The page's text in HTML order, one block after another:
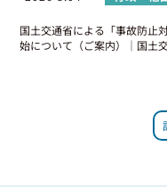
国土交通省による「事故防止
始について（ご案内）｜国土